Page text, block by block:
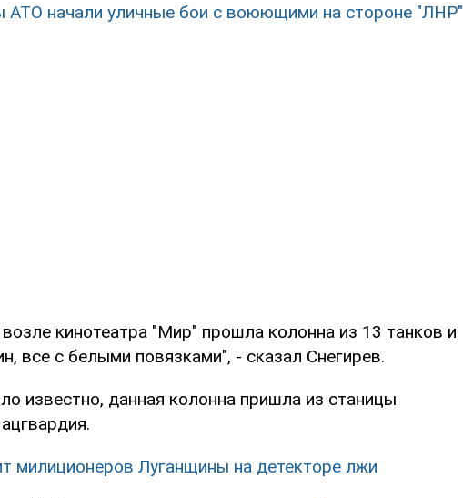
АТО начали уличные бои с воюющими на стороне "ЛНР"
кинотеатра "Мир" прошла колонна из 13 танков и
все с белыми повязками", - сказал Снегирев.
известно, данная колонна пришла из станицы
милиционеров Луганщины на детекторе лжи